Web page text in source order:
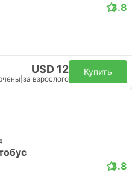
3.8
USD 12
за взрослого
Купить
3.8